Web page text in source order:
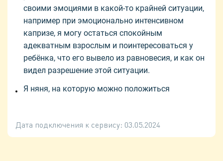
своими эмоциями в какой-то крайней ситуации,
например при эмоционально интенсивном
капризе, я могу остаться спокойным
адекватным взрослым и поинтересоваться у
ребёнка, что его вывело из равновесия, и как он
видел разрешение этой ситуации.
Я няня, на которую можно положиться
Дата подключения к сервису: 03.05.2024